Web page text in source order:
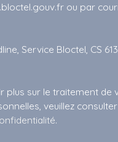
ou par
Service Bloctel, CS
plus sur le traitement de
veuillez
.